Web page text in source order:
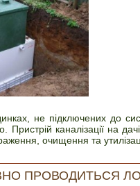
не підключених до
Пристрій каналізації на
очищення та
ПРОВОДИТЬСЯ